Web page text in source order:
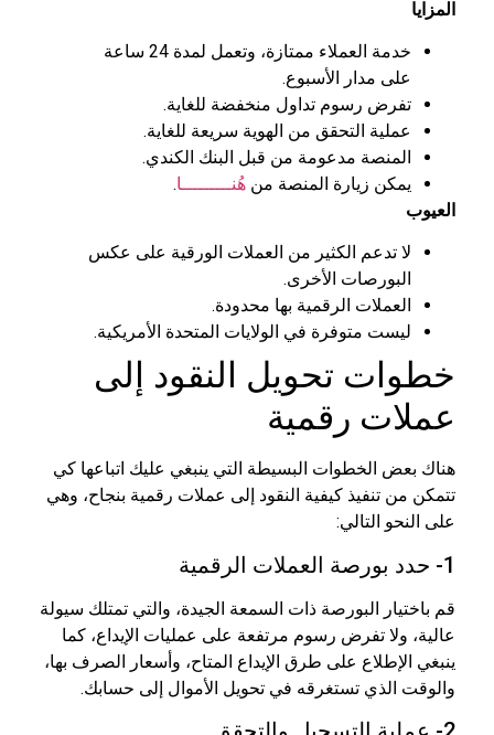
المزايا
خدمة العملاء ممتازة، وتعمل لمدة 24 ساعة
على مدار الأسبوع.
تفرض رسوم تداول منخفضة للغاية.
عملية التحقق من الهوية سريعة للغاية.
المنصة مدعومة من قبل البنك الكندي.
يمكن زيارة المنصة من هُنـــــــــا.
العيوب
لا تدعم الكثير من العملات الورقية على عكس
البورصات الأخرى.
العملات الرقمية بها محدودة.
ليست متوفرة في الولايات المتحدة الأمريكية.
خطوات تحويل النقود إلى
عملات رقمية
هناك بعض الخطوات البسيطة التي ينبغي عليك اتباعها كي
تتمكن من تنفيذ كيفية النقود إلى عملات رقمية بنجاح، وهي
على النحو التالي:
1- حدد بورصة العملات الرقمية
قم باختيار البورصة ذات السمعة الجيدة، والتي تمتلك سيولة
عالية، ولا تفرض رسوم مرتفعة على عمليات الإيداع، كما
ينبغي الإطلاع على طرق الإيداع المتاح، وأسعار الصرف بها،
والوقت الذي تستغرقه في تحويل الأموال إلى حسابك.